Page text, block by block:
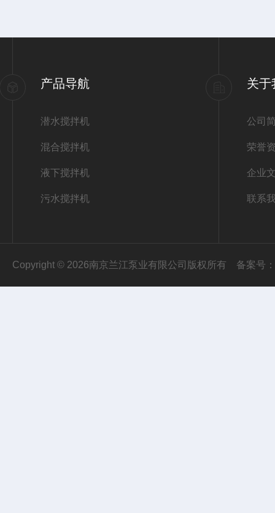
产品导航
潜水搅拌机
混合搅拌机
液下搅拌机
污水搅拌机
关于
公司
荣誉
企业
联系
Copyright © 2026南京兰江泵业有限公司版权所有 备案号